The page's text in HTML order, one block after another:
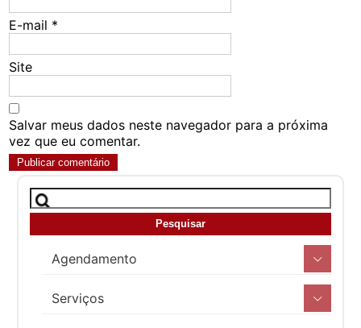
E-mail *
Site
Salvar meus dados neste navegador para a próxima
vez que eu comentar.
Agendamento
Serviços